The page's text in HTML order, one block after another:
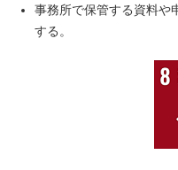
事務所で保管する資料や
する。